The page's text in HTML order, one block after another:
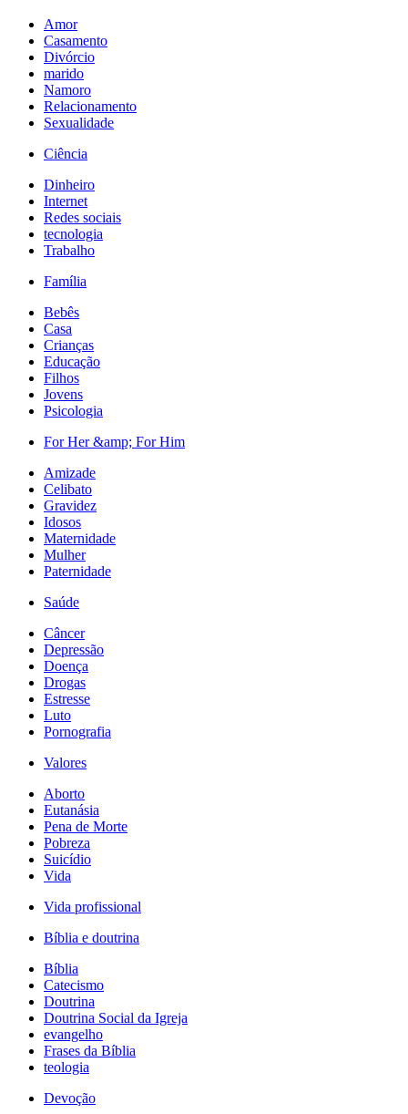
Amor
Casamento
Divórcio
marido
Namoro
Relacionamento
Sexualidade
Ciência
Dinheiro
Internet
Redes sociais
tecnologia
Trabalho
Família
Bebês
Casa
Crianças
Educação
Filhos
Jovens
Psicologia
For Her &amp; For Him
Amizade
Celibato
Gravidez
Idosos
Maternidade
Mulher
Paternidade
Saúde
Câncer
Depressão
Doença
Drogas
Estresse
Luto
Pornografia
Valores
Aborto
Eutanásia
Pena de Morte
Pobreza
Suicídio
Vida
Vida profissional
Bíblia e doutrina
Bíblia
Catecismo
Doutrina
Doutrina Social da Igreja
evangelho
Frases da Bíblia
teologia
Devoção